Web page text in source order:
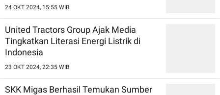
24 OKT 2024, 15:55 WIB
United Tractors Group Ajak Media
Tingkatkan Literasi Energi Listrik di
Indonesia
23 OKT 2024, 22:35 WIB
SKK Migas Berhasil Temukan Sumber